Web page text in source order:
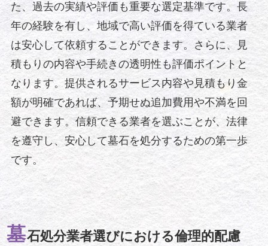
た、過去の実績や評価も重要な選定基準です。長
年の経験を有し、地域で高い評価を得ている業者
は安心して依頼することができます。さらに、見
積もりの内容や手続きの透明性も評価ポイントと
なります。提供されるサービス内容や見積もり金
額が明確であれば、予期せぬ追加費用や不満を回
避できます。信頼できる業者を選ぶことが、法律
を遵守し、安心して墓石を処分するための第一歩
です。
墓石処分業者選びにおける倫理的配慮